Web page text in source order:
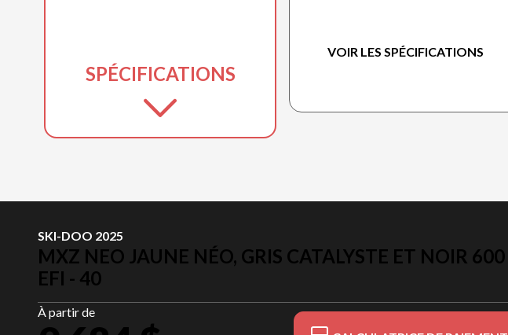
SPÉCIFICATIONS
VOIR LES SPÉCIFICATIONS
SKI-DOO 2025
MXZ NEO JAUNE NÉO, GRIS CATALYSTE ET NOIR 600
EFI - 40
À partir de